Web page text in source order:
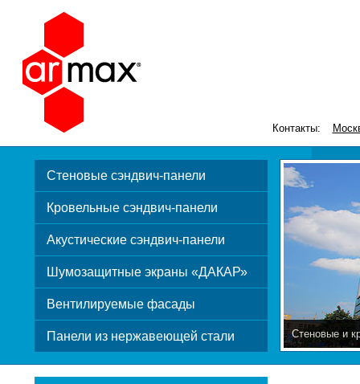
Контакты:
Стеновые сэндвич-панели
Кровельные сэндвич-панели
Акустические сэндвич-панели
Шумозащитные экраны «ДАКАР»
Вентилируемые фасады
Панели из нержавеющей стали Стеновые и